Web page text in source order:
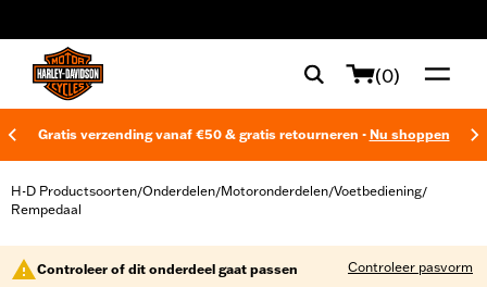
(0)
Gratis verzending vanaf €50 & gratis retourneren - Nu shoppen
H-D Productsoorten/Onderdelen/Motoronderdelen/Voetbediening/
Rempedaal
Controleer of dit onderdeel gaat passen Controleer pasvorm